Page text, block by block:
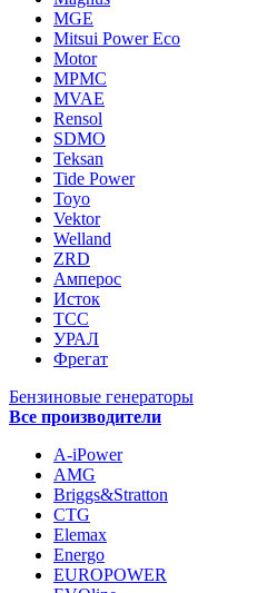
MGE
Mitsui Power Eco
Motor
MPMC
MVAE
Rensol
SDMO
Teksan
Tide Power
Toyo
Vektor
Welland
ZRD
Амперос
Исток
ТСС
УРАЛ
Фрегат
Бензиновые генераторы
Все производители
A-iPower
AMG
Briggs&Stratton
CTG
Elemax
Energo
EUROPOWER